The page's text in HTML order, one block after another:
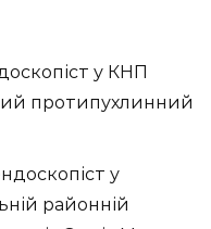
у КНП
протипухлинний
у
районній